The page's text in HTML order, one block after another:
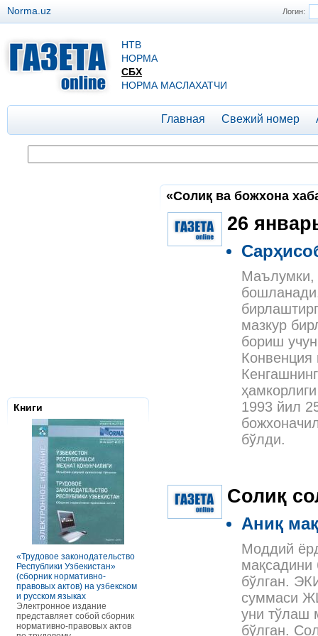
Логин:
Norma.uz
НТВ
НОРМА
СБХ
НОРМА МАСЛАХАТЧИ
Главная Свежий номер
Книги
«Трудовое законодательство
Республики Узбекистан»
(сборник нормативно-
правовых актов) на узбекском
и русском языках
Электронное издание
представляет собой сборник
нормативно-правовых актов
РАСЧЕТЫ С ПЕРСОНАЛОМ II
В книге рассмотрены вопросы
оплаты труда отдельных
отдельных сферах и случаях.
Налоговое
Республики
Сборник
правовых
Данное
по сути
сборник
правовых
законы,
«Солиқ ва божхона
26
Маълумки,
мазкур
бориш
Конвенция
1993 йил
бўлди.
Солиқ
Аниқ
Моддий
мақсадини
бўлган.
суммаси
уни тўлаш
бўлган.